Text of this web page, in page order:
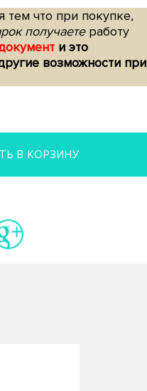
тем что при покупке,
получаетеработу
и это
возможности при
В КОРЗИНУ